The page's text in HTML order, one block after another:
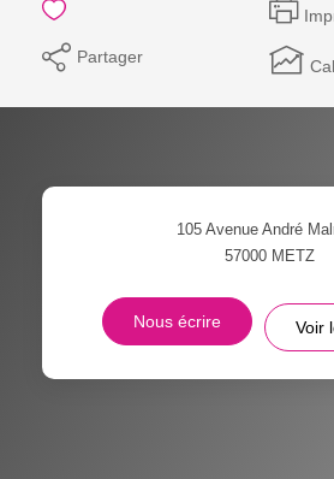
Partager
105 Avenue André
57000 METZ
Nous écrire Voir